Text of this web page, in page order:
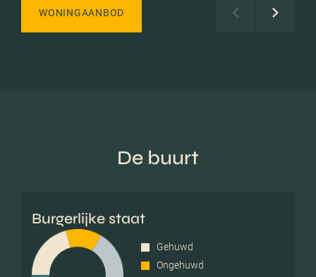
WONINGAANBOD
De buurt
Burgerlijke staat
Gehuwd
Ongehuwd